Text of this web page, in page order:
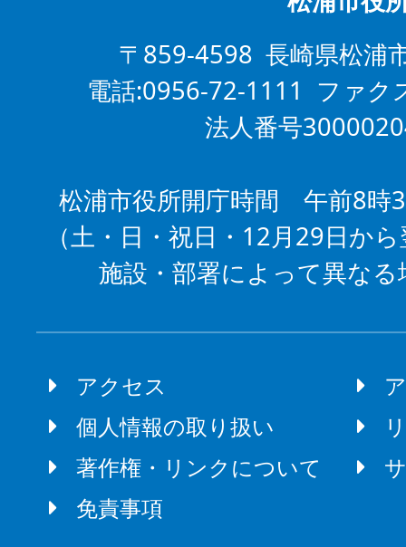
〒859-4598 長崎県松浦
電話:0956-72-1111 ファ
法人番号
松浦市役所開庁時間 午前8時
（土・日・祝日・12月29日か
施設・部署によって異な
アクセス
個人情報の取り扱い
著作権・リンクについて
免責事項